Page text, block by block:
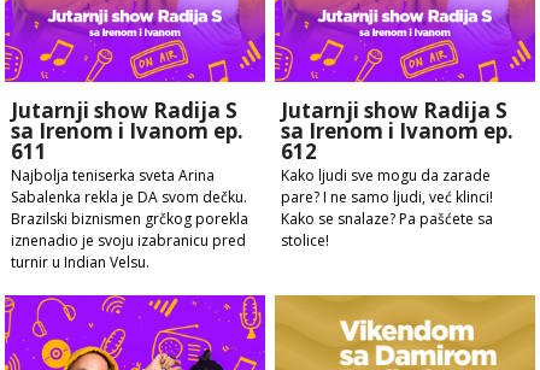
Jutarnji show Radija S
sa Irenom i Ivanom ep.
611
Najbolja teniserka sveta Arina
Sabalenka rekla je DA svom dečku.
Brazilski biznismen grčkog porekla
iznenadio je svoju izabranicu pred
turnir u Indian Velsu.
Jutarnji show Radija S
sa Irenom i Ivanom ep.
612
Kako ljudi sve mogu da zarade
pare? I ne samo ljudi, već klinci!
Kako se snalaze? Pa pašćete sa
stolice!